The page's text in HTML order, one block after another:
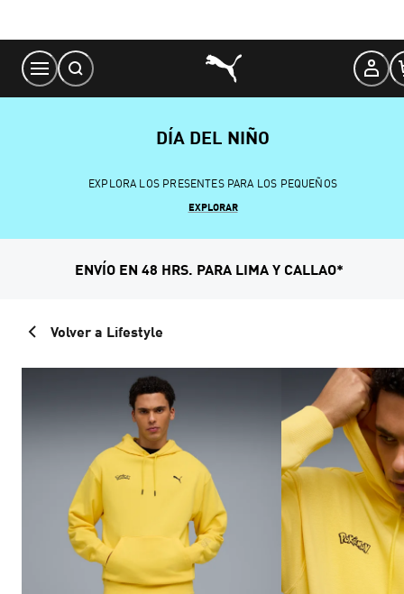
Content
DÍA DEL NIÑO
EXPLORA LOS PRESENTES PARA LOS PEQUEÑOS
EXPLORAR
ENVÍO EN 48 HRS. PARA LIMA Y CALLAO*
Volver a Lifestyle